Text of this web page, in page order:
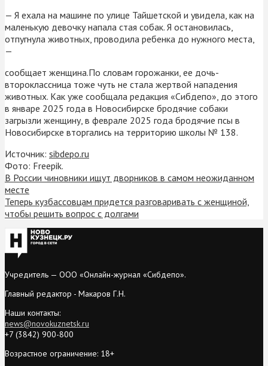
— Я ехала на машине по улице Тайшетской и увидела, как на
маленькую девочку напала стая собак. Я остановилась,
отпугнула животных, проводила ребенка до нужного места,
—
сообщает женщина.По словам горожанки, ее дочь-
второклассница тоже чуть не стала жертвой нападения
животных. Как уже сообщала редакция «Сибдепо», до этого
в январе 2025 года в Новосибирске бродячие собаки
загрызли женщину, в феврале 2025 года бродячие псы в
Новосибирске вторгались на территорию школы № 138.
Источник: sibdepo.ru
Фото: Freepik.
В России чиновники ищут дворников в самом неожиданном
месте
Теперь кузбассовцам придется разговаривать с женщиной,
чтобы решить вопрос с долгами
Учредитель — ООО «Онлайн-журнал «Сибдепо».
Главный редактор - Макаров Г.Н.
Наши контакты:
news@novokuznetsk.ru
+7 (3842) 900-800
Возрастное ограничение: 18+